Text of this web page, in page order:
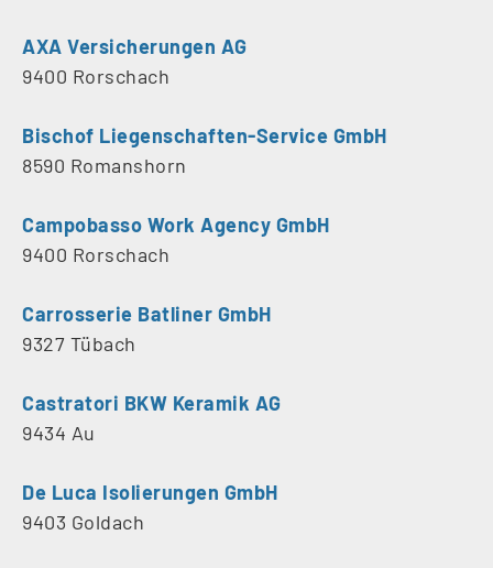
AXA Versicherungen AG
9400 Rorschach
Bischof Liegenschaften-Service GmbH
8590 Romanshorn
Campobasso Work Agency GmbH
9400 Rorschach
Carrosserie Batliner GmbH
9327 Tübach
Castratori BKW Keramik AG
9434 Au
De Luca Isolierungen GmbH
9403 Goldach